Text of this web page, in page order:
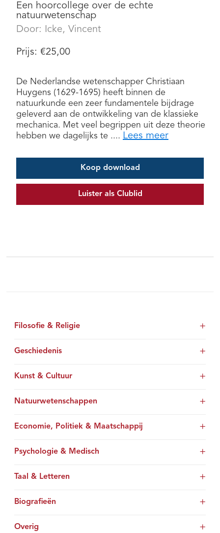
Een hoorcollege over de echte
natuurwetenschap
Door:
Icke, Vincent
Prijs: €25,00
De Nederlandse wetenschapper Christiaan
Huygens (1629-1695) heeft binnen de
natuurkunde een zeer fundamentele bijdrage
geleverd aan de ontwikkeling van de klassieke
mechanica. Met veel begrippen uit deze theorie
hebben we dagelijks te .... Lees meer
Koop download
Luister als Clublid
Filosofie & Religie
Geschiedenis
Kunst & Cultuur
Natuurwetenschappen
Economie, Politiek & Maatschappij
Psychologie & Medisch
Taal & Letteren
Biografieën
Overig